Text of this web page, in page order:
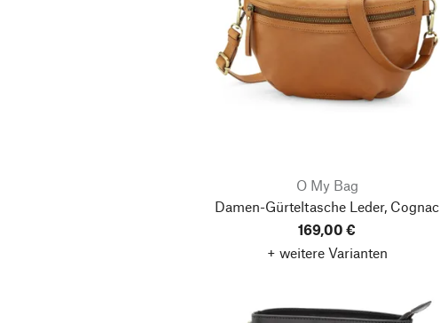
O My Bag
Damen-Gürteltasche Leder, Cognac
169,00 €
+ weitere Varianten